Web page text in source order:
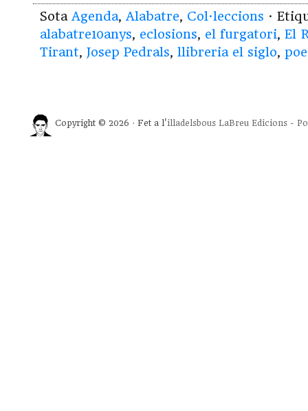
Sota Agenda, Alabatre, Col·leccions ·
alabatre10anys, eclosions, el furgatori, El
Tirant, Josep Pedrals, llibreria el siglo,
Copyright © 2026 · Fet a l'illadelsbous LaBreu Edicions -